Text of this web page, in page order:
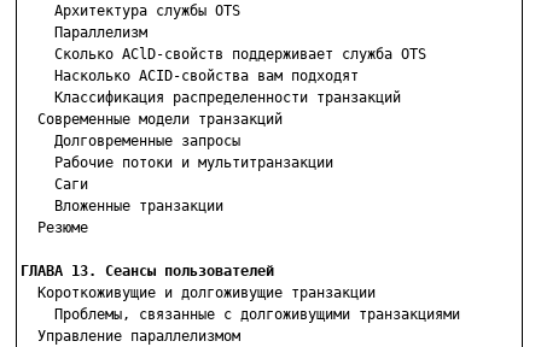
    Архитектура службы OTS
    Параллелизм
    Сколько AClD-свойств поддерживает служба OTS
    Насколько ACID-свойства вам подходят
    Классификация распределенности транзакций
  Современные модели транзакций
    Долговременные запросы
    Рабочие потоки и мультитранзакции
    Саги
    Вложенные транзакции
  Резюме
ГЛАВА 13. Сеансы пользователей
Короткоживущие и долгоживущие транзакции
    Проблемы, связанные с долгоживущими транзакциями
  Управление параллелизмом